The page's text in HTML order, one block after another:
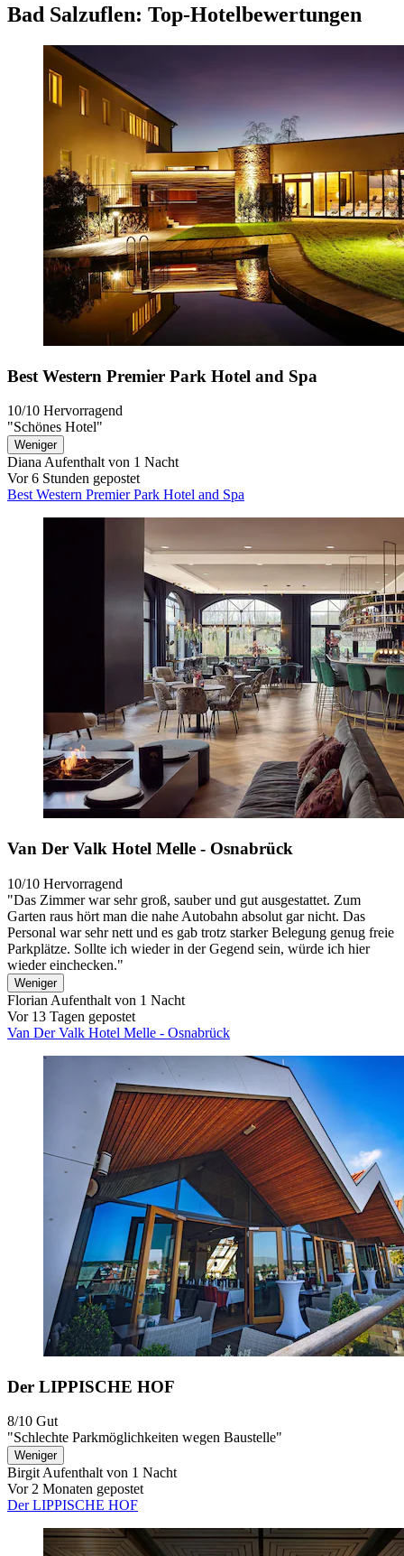
Bad Salzuflen: Top-Hotelbewertungen
Best Western Premier Park Hotel and Spa
10/10 Hervorragend
"Schönes Hotel"
Weniger
DianaAufenthalt von 1 Nacht
Vor 6 Stunden gepostet
Best Western Premier Park Hotel and Spa
Van Der Valk Hotel Melle - Osnabrück
10/10 Hervorragend
"Das Zimmer war sehr groß, sauber und gut ausgestattet. Zum
Garten raus hört man die nahe Autobahn absolut gar nicht. Das
Personal war sehr nett und es gab trotz starker Belegung genug freie
Parkplätze. Sollte ich wieder in der Gegend sein, würde ich hier
wieder einchecken."
Weniger
Florian Aufenthalt von 1 Nacht
Vor 13 Tagen gepostet
Van Der Valk Hotel Melle - Osnabrück
Der LIPPISCHE HOF
8/10 Gut
"Schlechte Parkmöglichkeiten wegen Baustelle"
Weniger
Birgit Aufenthalt von 1 Nacht
Vor 2 Monaten gepostet
Der LIPPISCHE HOF